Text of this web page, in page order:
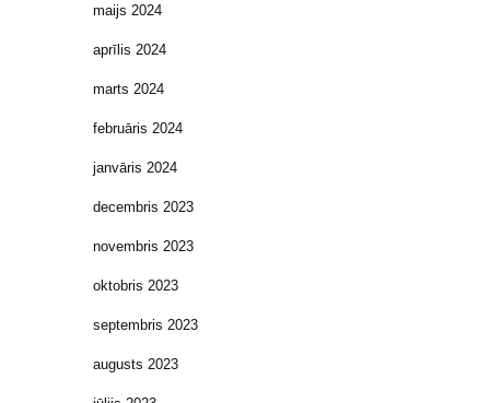
maijs 2024
aprīlis 2024
marts 2024
februāris 2024
janvāris 2024
decembris 2023
novembris 2023
oktobris 2023
septembris 2023
augusts 2023